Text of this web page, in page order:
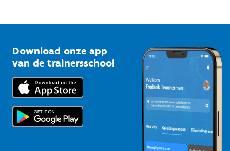
Bedrijven
Trainers en begeleiders
Topsporters
Vlaamse Trainersschool
Kennisplatform
Downloads
Voor de pers
Download onze app
van de trainersschool